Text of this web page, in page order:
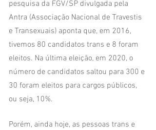
pesquisa da FGV/SP divulgada pela
Antra (Associação Nacional de Travestis
e Transexuais) aponta que, em 2016,
tivemos 80 candidatos trans e 8 foram
eleitos. Na última eleição, em 2020, o
número de candidatos saltou para 300 e
30 foram eleitos para cargos públicos,
ou seja, 10%.
Porém, ainda hoje, as pessoas trans e